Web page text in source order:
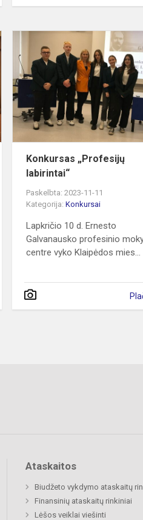
Matematikos
konkursas
"Piešiame
taškeliais"
Konkursas „Profesijų
labirintai“
Paskelbta: 2023-11-11
Kategorija:Konkursai
Lapkričio 10 d. Ernesto
Galvanausko profesinio
centre vyko Klaipėdos mies...
Ataskaitos
Biudžeto vykdymo ataskaitų
Finansinių ataskaitų rinkiniai
Lėšos veiklai viešinti